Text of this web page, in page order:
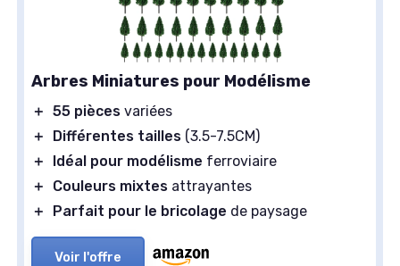
Arbres Miniatures pour Modélisme
＋ 55 pièces variées
＋
Différentes tailles (3.5-7.5CM)
＋
Idéal pour modélisme ferroviaire
＋
Couleurs mixtes attrayantes
＋
Parfait pour le bricolage de paysage
Voir l'offre